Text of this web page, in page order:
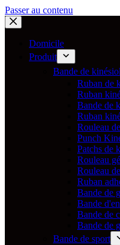
Passer au contenu
Domicile
Produit
Bande de
Ruban de
Ruban
Bande de
Ruban
Rouleau
Punch
Patchs de
Rouleau
Rouleau
Ruban
Bande de
Bande
Bande de
Bande de
Bande de sport